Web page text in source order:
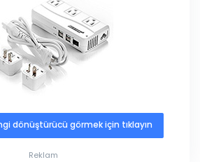
dönüştürücü görmek için tıklayın
Reklam